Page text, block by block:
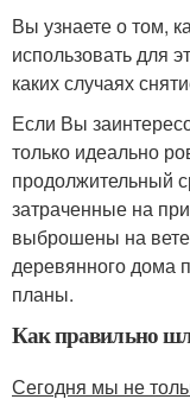
Вы узнаете о том,
использовать для
каких случаях
Если Вы
только идеально
продолжительный
затраченные на
выброшены на
деревянного дома
планы.
Как правильно
Сегодня мы не